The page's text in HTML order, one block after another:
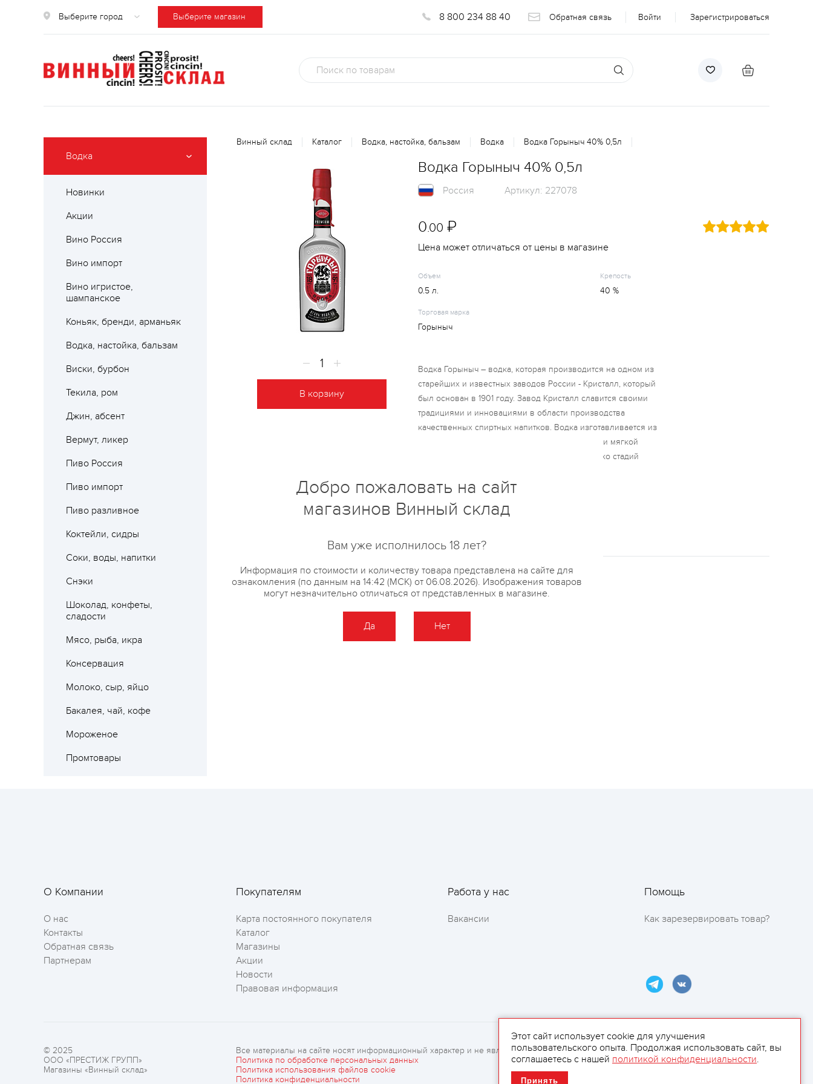
Выберите город Выберите магазин 8 800 234 88 40 Обратная связь Войти Зарегистрироваться
Водка
Новинки
Акции
Вино Россия
Вино импорт
Вино игристое,
шампанское
Коньяк, бренди, арманьяк
Водка, настойка, бальзам
Виски, бурбон
Текила, ром
Джин, абсент
Вермут, ликер
Пиво Россия
Пиво импорт
Пиво разливное
Коктейли, сидры
Соки, воды, напитки
Снэки
Шоколад, конфеты,
сладости
Мясо, рыба, икра
Консервация
Молоко, сыр, яйцо
Бакалея, чай, кофе
Мороженое
Промтовары
Винный склад Каталог Водка, настойка, бальзам Водка Водка Горыныч 40% 0,5л
В корзину
Водка Горыныч 40% 0,5л
Россия Артикул: 227078
0.00 ₽
Цена может отличаться от цены в магазине
Объем
0.5 л.
Крепость
40 %
Торговая марка
Горыныч
Водка Горыныч – водка, которая производится на одном из
старейших и известных заводов России - Кристалл, который
был основан в 1901 году. Завод Кристалл славится своими
традициями и инновациями в области производства
качественных спиртных напитков. Водка изготавливается из
высококачественного зернового спирта Люкс и мягкой
артезианской воды, которая проходит несколько стадий
Описание Отзывы
О Компании
О нас
Контакты
Обратная связь
Партнерам
Покупателям
Карта постоянного покупателя
Каталог
Магазины
Акции
Новости
Правовая информация
Работа у нас
Вакансии
Помощь
Как зарезервировать товар?
© 2025
ООО «ПРЕСТИЖ ГРУПП»
Магазины «Винный склад»
Все материалы на сайте носят информационный характер и не являются рекламой.
Политика по обработке персональных данных
Политика использования файлов cookie
Политика конфиденциальности
Этот сайт использует cookie для улучшения
пользовательского опыта. Продолжая использовать сайт, вы
соглашаетесь с нашей политикой конфиденциальности.
Принять
Добро пожаловать на сайт
магазинов Винный склад
Вам уже исполнилось 18 лет?
Информация по стоимости и количеству товара представлена на сайте для
ознакомления (по данным на 14:42 (МСК) от 06.08.2026). Изображения товаров
могут незначительно отличаться от представленных в магазине.
Да Нет